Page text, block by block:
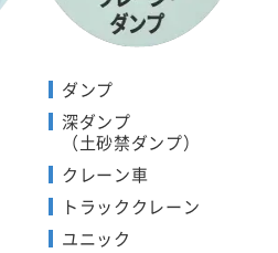
ダンプ
深ダンプ
（土砂禁ダンプ）
クレーン車
トラッククレーン
ユニック